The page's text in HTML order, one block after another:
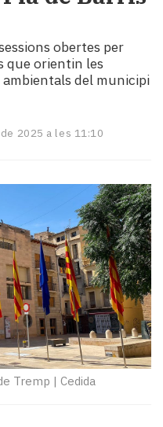
obertes per
que orientin les
del municipi
2025 a les 11:10
Tremp | Cedida